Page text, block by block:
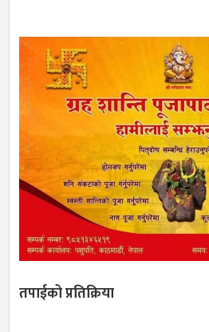
तपाईको प्रतिक्रिया